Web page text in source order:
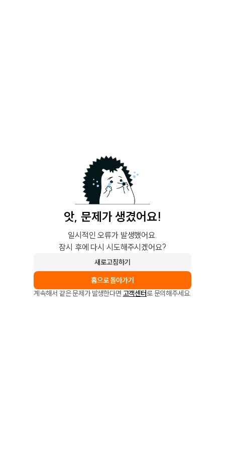
앗, 문제가 생겼어요!
일시적인 오류가 발생했어요.
잠시 후에 다시 시도해주시겠어요?
새로고침하기
홈으로 돌아가기
계속해서 같은 문제가 발생한다면 고객센터로 문의해주세요.